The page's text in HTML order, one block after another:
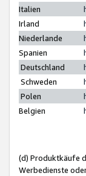
Italien
Irland
Niederlande
Spanien
Deutschland
Schweden
Polen
Belgien
(d) Produktkäufe
Werbedienste